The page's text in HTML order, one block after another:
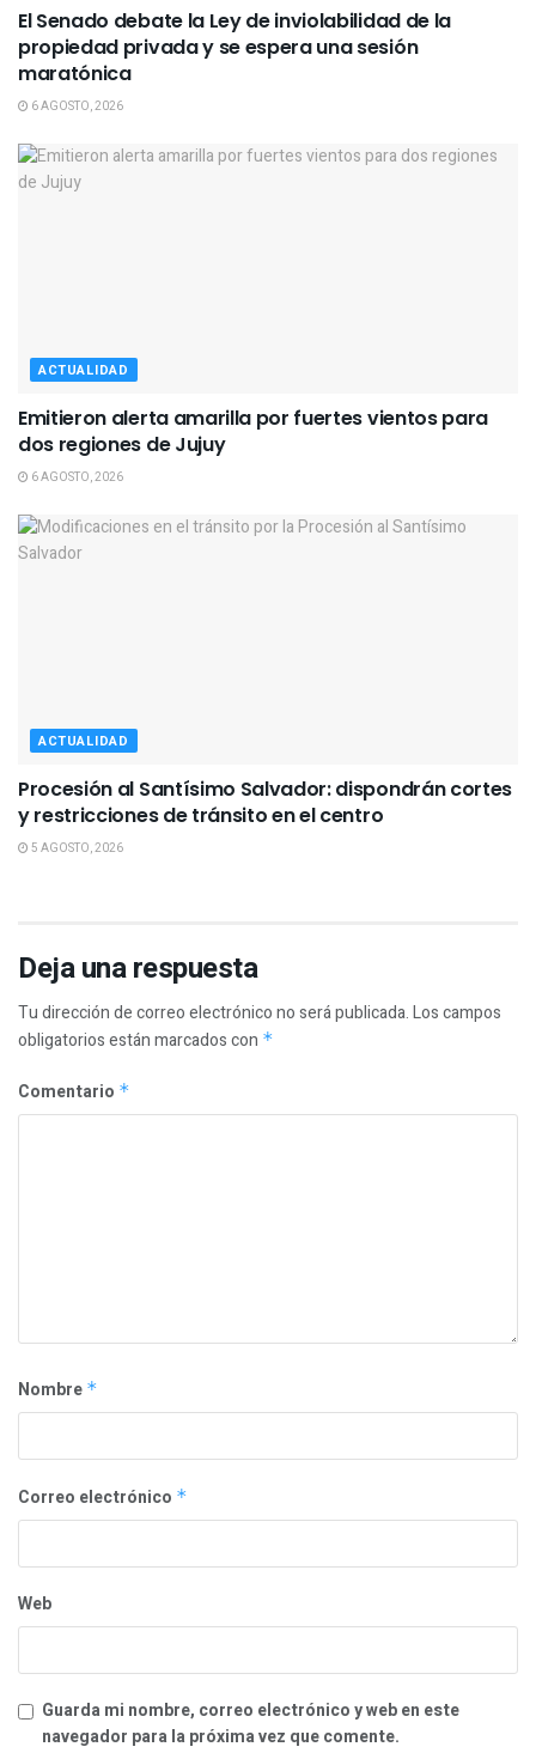
El Senado debate la Ley de inviolabilidad de la
propiedad privada y se espera una sesión
maratónica
6 AGOSTO, 2026
ACTUALIDAD
Emitieron alerta amarilla por fuertes vientos para
dos regiones de Jujuy
6 AGOSTO, 2026
ACTUALIDAD
Procesión al Santísimo Salvador: dispondrán cortes
y restricciones de tránsito en el centro
5 AGOSTO, 2026
Deja una respuesta
Tu dirección de correo electrónico no será publicada.Los campos
obligatorios están marcados con *
Comentario *
Nombre *
Correo electrónico *
Web
Guarda mi nombre, correo electrónico y web en este
navegador para la próxima vez que comente.